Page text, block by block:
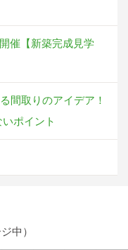
催【新築完成見学
間取りのアイデア！
ポイント
中）